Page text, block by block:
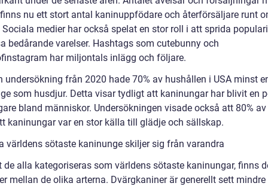
nu ett stort antal kaninuppfödare och återförsäljare runt
Sociala medier har också spelat en stor roll i att sprida
bedårande varelser. Hashtags som cutebunny och
har miljontals inlägg och följare.
undersökning från 2020 hade 70% av hushållen i USA minst
som husdjur. Detta visar tydligt att kaninungar har blivit en
bland människor. Undersökningen visade också att 80%
kaninungar var en stor källa till glädje och sällskap.
världens sötaste kaninunge skiljer sig från varandra
de alla kategoriseras som världens sötaste kaninungar, finns
mellan de olika arterna. Dvärgkaniner är generellt sett mindre